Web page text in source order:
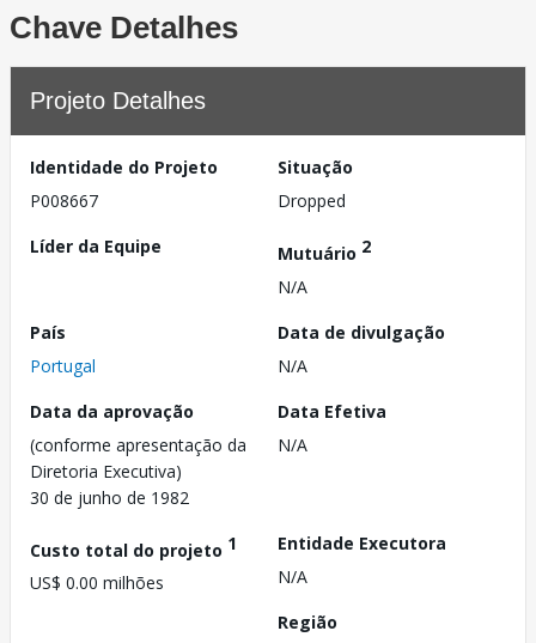
Chave Detalhes
Projeto Detalhes
Identidade do Projeto
P008667
Situação
Dropped
Líder da Equipe
Mutuário 2
N/A
País
Portugal
Data de divulgação
N/A
Data da aprovação
(conforme apresentação da
Diretoria Executiva)
30 de junho de 1982
Data Efetiva
N/A
Custo total do projeto 1
US$ 0.00 milhões
Entidade Executora
N/A
Região